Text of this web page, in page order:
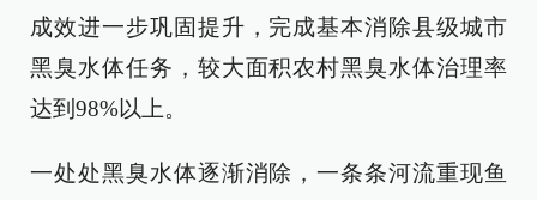
成效进一步巩固提升，完成基本消除县级城市
黑臭水体任务，较大面积农村黑臭水体治理率
达到98%以上。
一处处黑臭水体逐渐消除，一条条河流重现鱼